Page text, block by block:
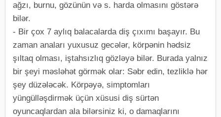
ağzı, burnu, gözünün və s. harda olmasını göstərə
bilər.
- Bir çox 7 aylıq balacalarda diş çıxımı başayır. Bu
zaman anaları yuxusuz gecələr, körpənin hədsiz
şıltaq olması, iştahsızlıq gözləyə bilər. Burada yalnız
bir şeyi məsləhət görmək olar: Səbr edin, tezliklə hər
şey düzələcək. Körpəyə, simptomları
yüngülləşdirmək üçün xüsusi diş sürtən
oyuncaqlardan ala bilərsiniz ki, o damaqlarını